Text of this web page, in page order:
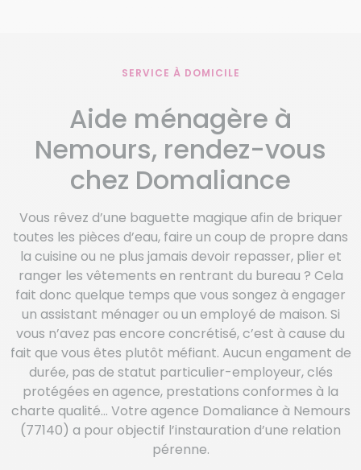
SERVICE À DOMICILE
Aide ménagère à
Nemours, rendez-vous
chez Domaliance
Vous rêvez d’une baguette magique afin de briquer
toutes les pièces d’eau, faire un coup de propre dans
la cuisine ou ne plus jamais devoir repasser, plier et
ranger les vêtements en rentrant du bureau ? Cela
fait donc quelque temps que vous songez à engager
un assistant ménager ou un employé de maison. Si
vous n’avez pas encore concrétisé, c’est à cause du
fait que vous êtes plutôt méfiant. Aucun engament de
durée, pas de statut particulier-employeur, clés
protégées en agence, prestations conformes à la
charte qualité… Votre agence Domaliance à Nemours
(77140) a pour objectif l’instauration d’une relation
pérenne.